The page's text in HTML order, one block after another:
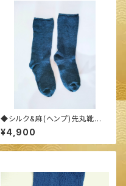
◆シルク&麻(ヘンプ)先丸靴下
◆ ～100%オーガニックすくも
使用 醗酵建て伊勢藍染～
¥4,900